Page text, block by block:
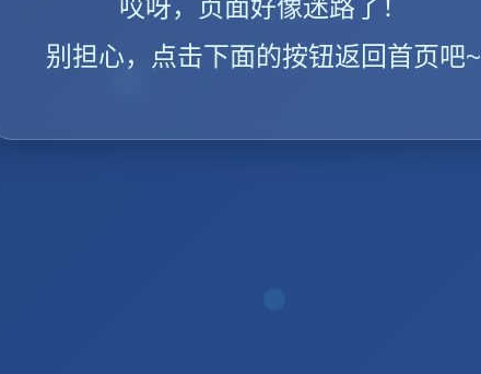
哎呀，页面好像迷路了！
别担心，点击下面的按钮返回首页吧~